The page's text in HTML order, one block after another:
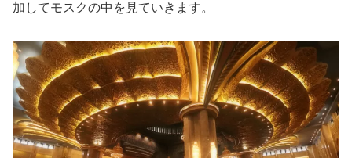
加してモスクの中を見ていきます。